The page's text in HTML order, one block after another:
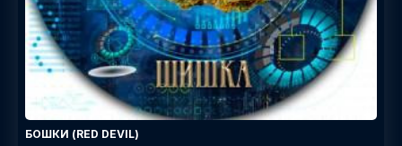
БОШКИ (RED DEVIL)